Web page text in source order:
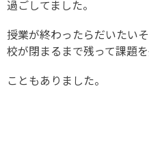
過ごしてました。
授業が終わったらだいたい
校が閉まるまで残って課題
こともありました。